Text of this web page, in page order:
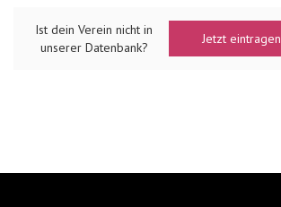
Ist dein Verein nicht in
unserer Datenbank?
Jetzt eintragen